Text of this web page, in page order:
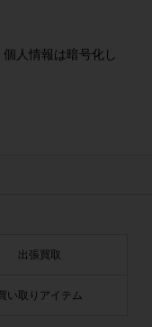
人情報は暗号化し
出張買取
い取りアイテム